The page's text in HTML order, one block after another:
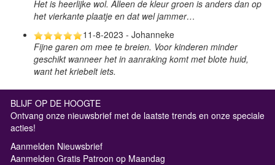
Het is heerlijke wol. Alleen de kleur groen is anders dan op
het vierkante plaatje en dat wel jammer…
11-8-2023 - Johanneke
Fijne garen om mee te breien. Voor kinderen minder
geschikt wanneer het in aanraking komt met blote huid,
want het kriebelt iets.
BLIJF OP DE HOOGTE
Ontvang onze nieuwsbrief met de laatste trends en onze speciale
acties!
Aanmelden Nieuwsbrief
Aanmelden Gratis Patroon op Maandag